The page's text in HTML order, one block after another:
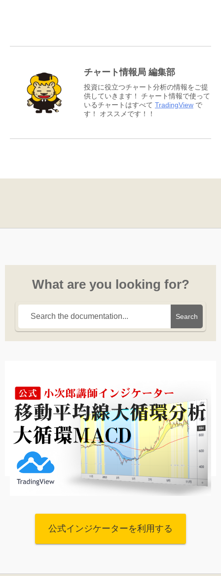
チャート情報局 編集部
投資に役立つチャート分析の情報をご提
供していきます！ チャート情報で使って
いるチャートはすべて TradingView で
す！ オススメです！！
What are you looking for?
Search
公式インジケーターを利用する